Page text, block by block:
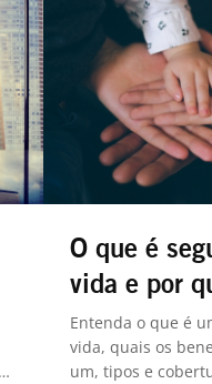
O que é
vida e por
contratar
Entenda o que é
vida, quais os
um, tipos e